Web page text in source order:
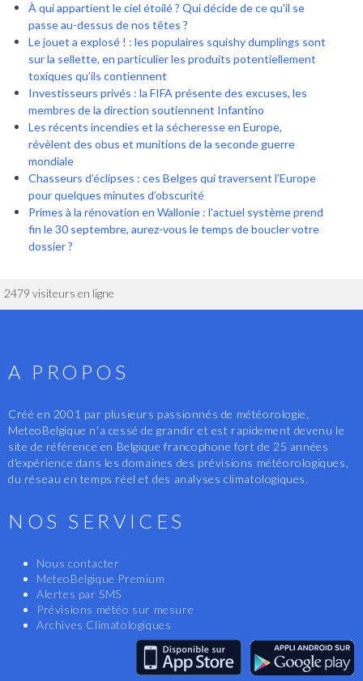
À qui appartient le ciel étoilé ? Qui décide de ce qu'il se
passe au-dessus de nos têtes ?
Le jouet a explosé ! : les populaires squishy dumplings sont
sur la sellette, en particulier les produits potentiellement
toxiques qu’ils contiennent
Investisseurs privés : la FIFA présente des excuses, les
membres de la direction soutiennent Infantino
Les récents incendies et la sécheresse en Europe,
révèlent des obus et munitions de la seconde guerre
mondiale
Chasseurs d’éclipses : ces Belges qui traversent l’Europe
pour quelques minutes d’obscurité
Primes à la rénovation en Wallonie : l'actuel système prend
fin le 30 septembre, aurez-vous le temps de boucler votre
dossier ?
2479 visiteurs en ligne
A PROPOS
Créé en 2001 par plusieurs passionnés de météorologie,
MeteoBelgique n'a cessé de grandir et est rapidement devenu le
site de référence en Belgique francophone fort de 25 années
d'expérience dans les domaines des prévisions météorologiques,
du réseau en temps réel et des analyses climatologiques.
NOS SERVICES
Nous contacter
MeteoBelgique Premium
Alertes par SMS
Prévisions météo sur mesure
Archives Climatologiques